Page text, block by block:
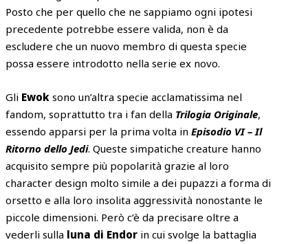
Posto che per quello che ne sappiamo ogni ipotesi
precedente potrebbe essere valida, non è da
escludere che un nuovo membro di questa specie
possa essere introdotto nella serie ex novo.
Gli Ewok sono un’altra specie acclamatissima nel
fandom, soprattutto tra i fan della Trilogia Originale,
essendo apparsi per la prima volta inEpisodio VI – Il
Ritorno dello Jedi. Queste simpatiche creature hanno
acquisito sempre più popolarità grazie al loro
character design molto simile a dei pupazzi a forma di
orsetto e alla loro insolita aggressività nonostante le
piccole dimensioni. Però c’è da precisare oltre a
vederli sulla luna di Endor in cui svolge la battaglia